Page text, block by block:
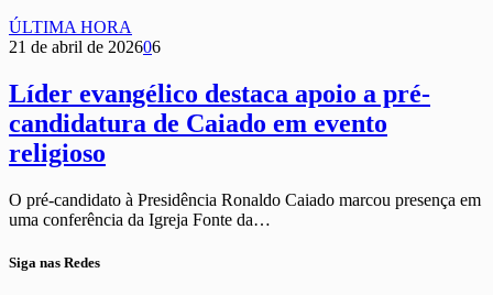
ÚLTIMA HORA
21 de abril de 202606
Líder evangélico destaca apoio a pré-
candidatura de Caiado em evento
religioso
O pré-candidato à Presidência Ronaldo Caiado marcou presença em
uma conferência da Igreja Fonte da…
Siga nas Redes